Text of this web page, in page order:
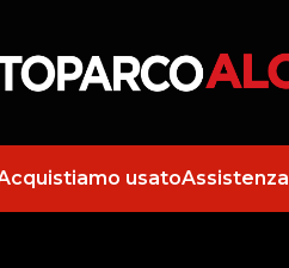
usatoAssistenza